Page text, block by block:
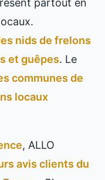
partout en
nids de frelons
et guêpes. Le
communes de
locaux
, ALLO
avis clients du